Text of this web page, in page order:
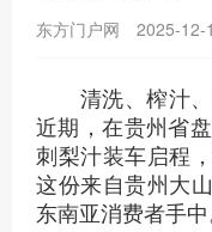
东方门户网 2025-12-
清洗、榨汁、
近期，在贵州省
刺梨汁装车启程
这份来自贵州大
东南亚消费者手中